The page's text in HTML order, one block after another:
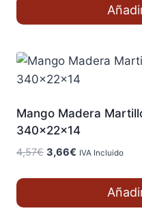
Mango Madera
340x22x14
4,57€ El
3,66€ El
IVA Incluido